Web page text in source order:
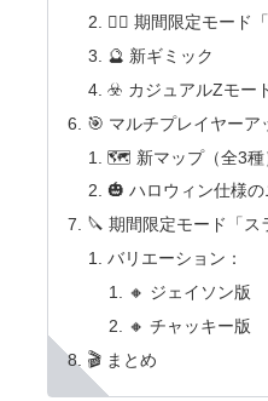
🧟‍♀️ 期間限定モード
🔮 新ギミック
☣️ カジュアルZモー
🎯 マルチプレイヤーア
🗺️ 新マップ（全3種
🎃 ハロウィン仕様
🔪 期間限定モード「ス
バリエーション：
🔸 ジェイソン版
🔸 チャッキー版
🎬 まとめ